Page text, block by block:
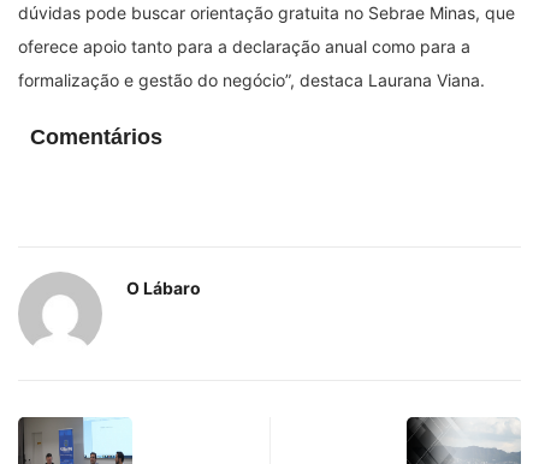
dúvidas pode buscar orientação gratuita no Sebrae Minas, que
oferece apoio tanto para a declaração anual como para a
formalização e gestão do negócio”, destaca Laurana Viana.
Comentários
O Lábaro